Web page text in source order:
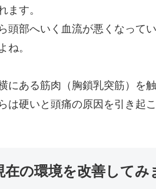
ます。
頭部へいく血流が悪くなって
ね。
にある筋肉（胸鎖乳突筋）を
は硬いと頭痛の原因を引き起
在の環境を改善してみ